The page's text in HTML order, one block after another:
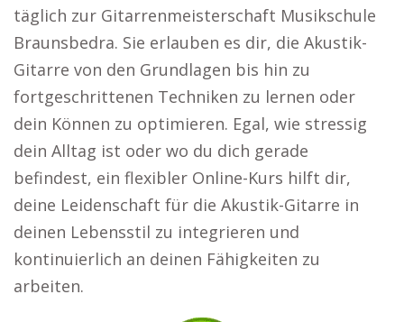
täglich zur Gitarrenmeisterschaft Musikschule
Braunsbedra. Sie erlauben es dir, die Akustik-
Gitarre von den Grundlagen bis hin zu
fortgeschrittenen Techniken zu lernen oder
dein Können zu optimieren. Egal, wie stressig
dein Alltag ist oder wo du dich gerade
befindest, ein flexibler Online-Kurs hilft dir,
deine Leidenschaft für die Akustik-Gitarre in
deinen Lebensstil zu integrieren und
kontinuierlich an deinen Fähigkeiten zu
arbeiten.